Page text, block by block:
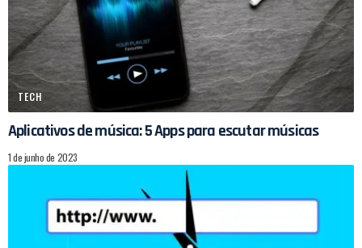
TECH
Aplicativos de música: 5 Apps para escutar músicas
1 de junho de 2023